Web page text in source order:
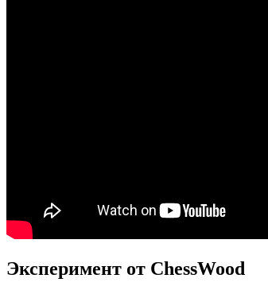
Эксперимент от ChessWood